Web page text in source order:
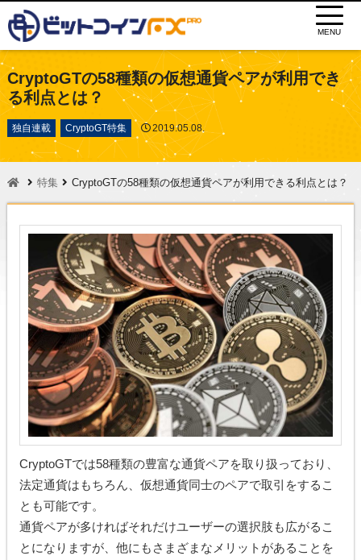
MENU
CryptoGTの58種類の仮想通貨ペアが利用でき
る利点とは？
独自連載 CryptoGT特集 2019.05.08.
特集 CryptoGTの58種類の仮想通貨ペアが利用できる利点とは？
CryptoGTでは58種類の豊富な通貨ペアを取り扱っており、
法定通貨はもちろん、仮想通貨同士のペアで取引をするこ
とも可能です。
通貨ペアが多ければそれだけユーザーの選択肢も広がるこ
とになりますが、他にもさまざまなメリットがあることを